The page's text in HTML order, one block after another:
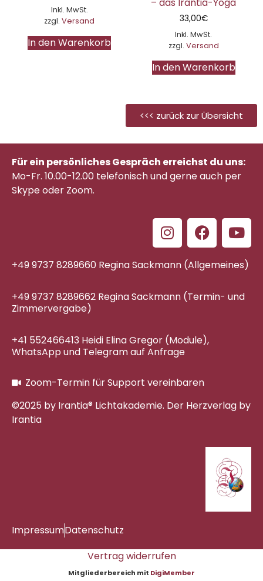
Inkl. MwSt.
zzgl.Versand
In den Warenkorb
33,00€
Inkl. MwSt.
zzgl. Versand
In den Warenkorb
<<< zurück zur Übersicht
Für ein persönliches Gespräch erreichst du uns:
Mo-Fr. 10.00-12.00 telefonischund gerne auch per
Skype oder Zoom.
+49 9737 8289660 Regina Sackmann (Allgemeines)
+49 9737 8289662 Regina Sackmann (Termin- und
Zimmervergabe)
+41 552466413 Heidi Elina Gregor (Module),
WhatsApp und Telegram auf Anfrage
Zoom-Termin für Support vereinbaren
©2025 by Irantia® Lichtakademie. Der Herzverlag by
Irantia
ImpressumDatenschutz
Vertrag widerrufen
Mitgliederbereich mit DigiMember